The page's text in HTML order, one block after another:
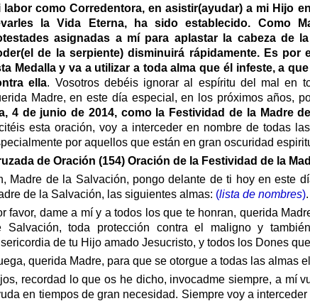
labor como Corredentora, en asistir(ayudar) a mi Hijo
la Vida Eterna, ha sido establecido. Como
asignadas a mí para aplastar la cabeza de
de la serpiente) disminuirá rápidamente. Es por
Medalla y va a utilizar a toda alma que él infeste, a
ella. Vosotros debéis ignorar al espíritu del mal en
Madre, en este día especial, en los próximos años,
4 de junio de 2014, como la Festividad de la Madre
esta oración, voy a interceder en nombre de todas
por aquellos que están en gran oscuridad
de Oración (154) Oración de la Festividad de la
Madre de la Salvación, pongo delante de ti hoy en este
de la Salvación, las siguientes almas: (lista de nombres).
favor, dame a mí y a todos los que te honran, querida
Salvación, toda protección contra el maligno y
de tu Hijo amado Jesucristo, y todos los Dones
querida Madre, para que se otorgue a todas las almas
recordad lo que os he dicho, invocadme siempre, a mí
en tiempos de gran necesidad. Siempre voy a